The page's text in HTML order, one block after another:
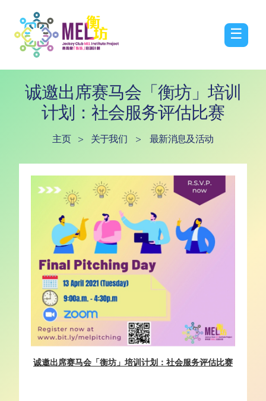
☰
诚邀出席赛马会「衡坊」培训
计划：社会服务评估比赛
主页 > 关于我们 > 最新消息及活动
诚邀出席赛马会「衡坊」培训计划：社会服务评估比赛